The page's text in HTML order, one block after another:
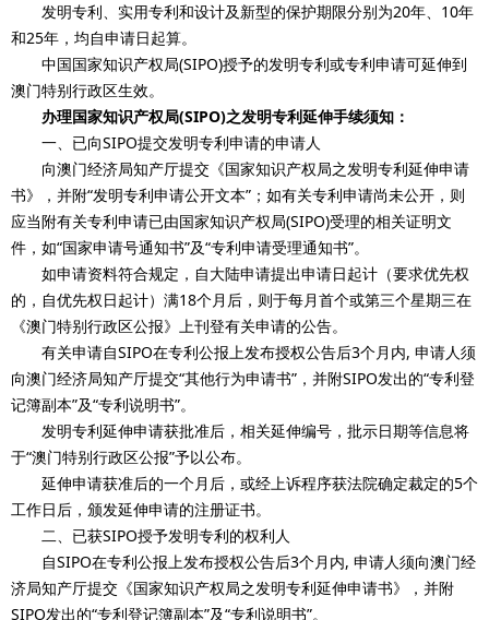
发明专利、实用专利和设计及新型的保护期限分别为20年、10年
和25年，均自申请日起算。
中国国家知识产权局(SIPO)授予的发明专利或专利申请可延伸到
澳门特别行政区生效。
办理国家知识产权局(SIPO)之发明专利延伸手续须知：
一、已向SIPO提交发明专利申请的申请人
向澳门经济局知产厅提交《国家知识产权局之发明专利延伸申请
书》，并附“发明专利申请公开文本”；如有关专利申请尚未公开，则
应当附有关专利申请已由国家知识产权局(SIPO)受理的相关证明文
件，如“国家申请号通知书”及“专利申请受理通知书”。
如申请资料符合规定，自大陆申请提出申请日起计（要求优先权
的，自优先权日起计）满18个月后，则于每月首个或第三个星期三在
《澳门特别行政区公报》上刊登有关申请的公告。
有关申请自SIPO在专利公报上发布授权公告后3个月内, 申请人须
向澳门经济局知产厅提交“其他行为申请书”，并附SIPO发出的“专利登
记簿副本”及“专利说明书”。
发明专利延伸申请获批准后，相关延伸编号，批示日期等信息将
于“澳门特别行政区公报”予以公布。
延伸申请获准后的一个月后，或经上诉程序获法院确定裁定的5个
工作日后，颁发延伸申请的注册证书。
二、已获SIPO授予发明专利的权利人
自SIPO在专利公报上发布授权公告后3个月内, 申请人须向澳门经
济局知产厅提交《国家知识产权局之发明专利延伸申请书》，并附
SIPO发出的“专利登记簿副本”及“专利说明书”。